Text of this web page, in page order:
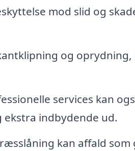
mod slid og
og
services kan
indbydende ud.
kan affald